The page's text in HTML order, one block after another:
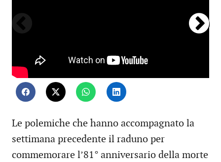
Le polemiche che hanno accompagnato la
settimana precedente il raduno per
commemorare l’81° anniversario della morte